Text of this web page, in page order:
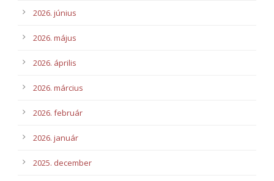
2026. június
2026. május
2026. április
2026. március
2026. február
2026. január
2025. december